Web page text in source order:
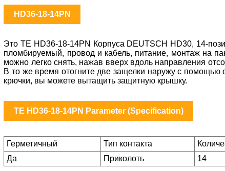
HD36-18-14PN
Это TE HD36-18-14PN Корпуса DEUTSCH HD30, 14-
пломбируемый, провод и кабель, питание, монтаж на
можно легко снять, нажав вверх вдоль направления
В то же время отогните две защелки наружу с помощью
крючки, вы можете вытащить защитную крышку.
TE HD36-18-14PN Parameter (Specification)
Герметичный Тип контакта
Да
Приколоть 14